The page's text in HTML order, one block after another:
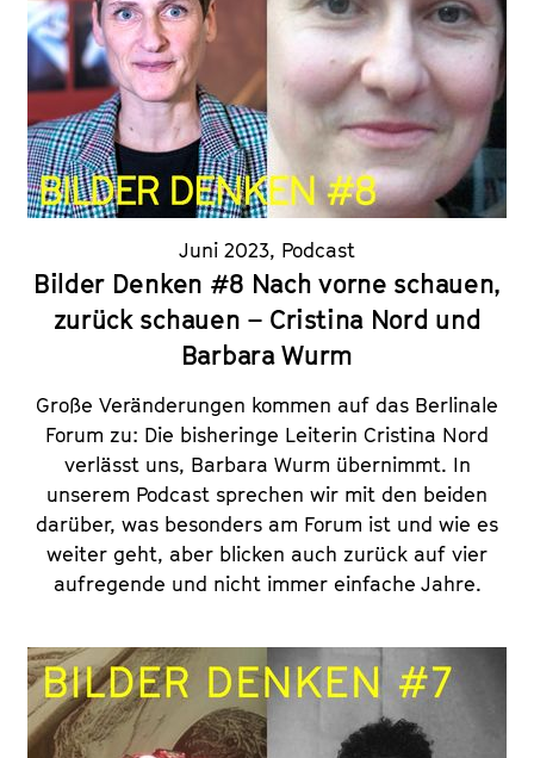
Juni 2023, Podcast
Bilder Denken #8 Nach vorne schauen,
zurück schauen – Cristina Nord und
Barbara Wurm
Große Veränderungen kommen auf das Berlinale
Forum zu: Die bisheringe Leiterin Cristina Nord
verlässt uns, Barbara Wurm übernimmt. In
unserem Podcast sprechen wir mit den beiden
darüber, was besonders am Forum ist und wie es
weiter geht, aber blicken auch zurück auf vier
aufregende und nicht immer einfache Jahre.